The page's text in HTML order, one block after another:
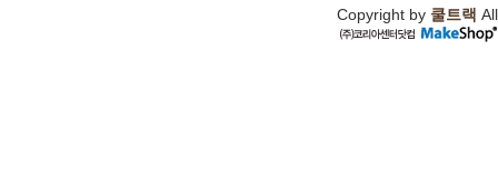
Copyright by 쿨트랙